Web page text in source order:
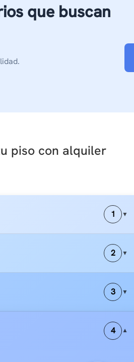
que buscan
piso con alquiler
1 ▼
2 ▼
3 ▼
4 ▼